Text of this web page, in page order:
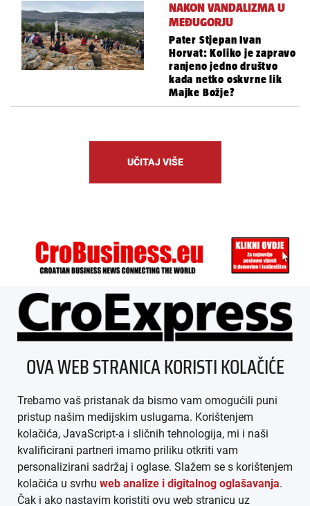
NAKON VANDALIZMA U
MEĐUGORJU
Pater Stjepan Ivan
Horvat: Koliko je zapravo
ranjeno jedno društvo
kada netko oskvrne lik
Majke Božje?
UČITAJ VIŠE
ÜBER UNS
IMPRESSUM
AGB
DATENSCHUTZ
MEDIADATEN
OVA WEB STRANICA KORISTI KOLAČIĆE
Trebamo vaš pristanak da bismo vam omogućili puni
pristup našim medijskim uslugama. Korištenjem
kolačića, JavaScript-a i sličnih tehnologija, mi i naši
kvalificirani partneri imamo priliku otkriti vam
personalizirani sadržaj i oglase. Slažem se s korištenjem
kolačića u svrhu web analize i digitalnog oglašavanja.
Čak i ako nastavim koristiti ovu web stranicu uz